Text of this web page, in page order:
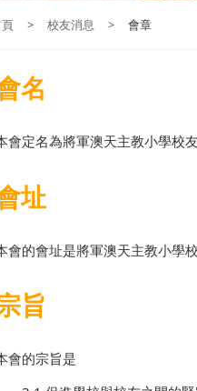
> 校友消息 > 會章
名
會定名為將軍澳天主教小學校
址
會的會址是將軍澳天主教小學
旨
會的宗旨是